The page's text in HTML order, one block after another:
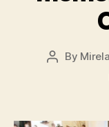
Post
By